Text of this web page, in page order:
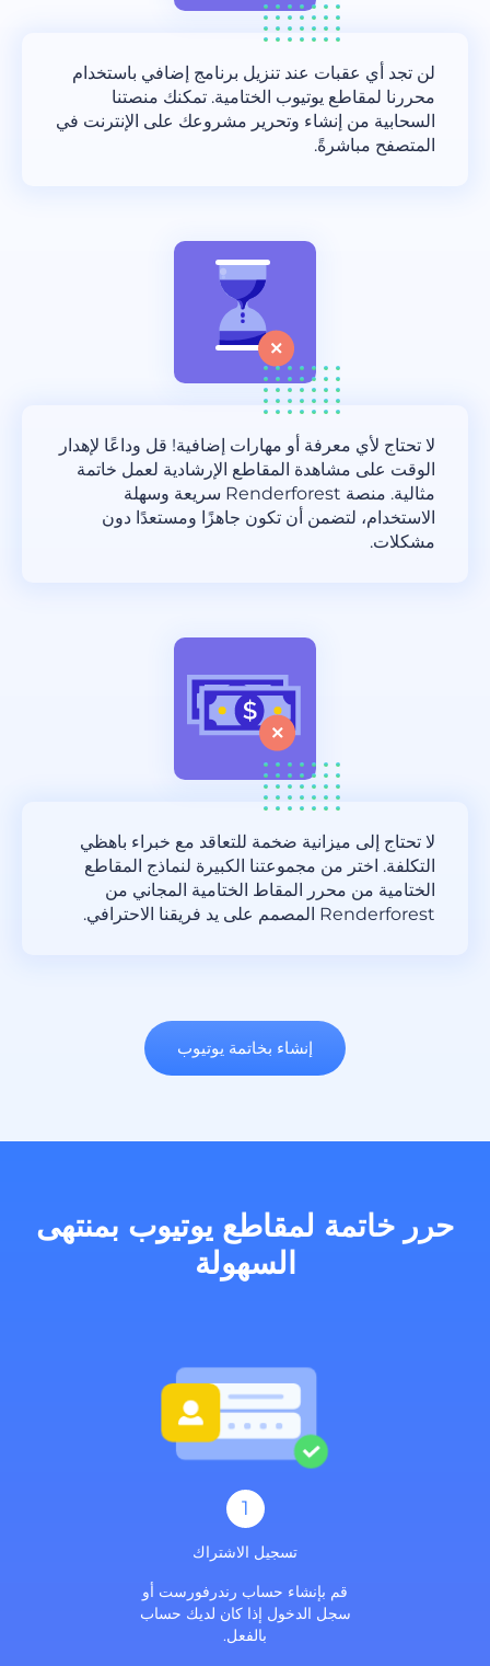
لن تجد أي عقبات عند تنزيل برنامج إضافي باستخدام
محررنا لمقاطع يوتيوب الختامية. تمكنك منصتنا
السحابية من إنشاء وتحرير مشروعك على الإنترنت في
المتصفح مباشرةً.
لا تحتاج لأي معرفة أو مهارات إضافية! قل وداعًا لإهدار
الوقت على مشاهدة المقاطع الإرشادية لعمل خاتمة
مثالية. منصة Renderforest سريعة وسهلة
الاستخدام، لتضمن أن تكون جاهزًا ومستعدًا دون
مشكلات.
لا تحتاج إلى ميزانية ضخمة للتعاقد مع خبراء باهظي
التكلفة. اختر من مجموعتنا الكبيرة لنماذج المقاطع
الختامية من محرر المقاط الختامية المجاني من
Renderforest المصمم على يد فريقنا الاحترافي.
إنشاء بخاتمة يوتيوب
حرر خاتمة لمقاطع يوتيوب بمنتهى
السهولة
1
تسجيل الاشتراك
قم بإنشاء حساب رندرفورست أو
سجل الدخول إذا كان لديك حساب
بالفعل.